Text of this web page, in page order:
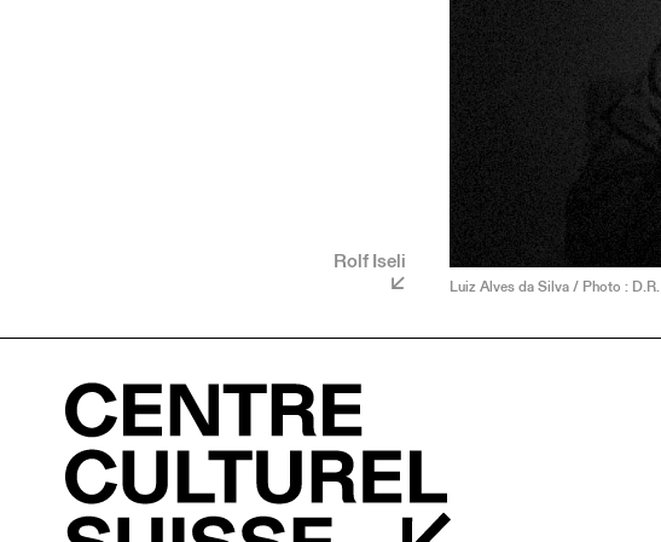
Rolf Iseli
Luiz Alves da Silva / Photo : D.R.